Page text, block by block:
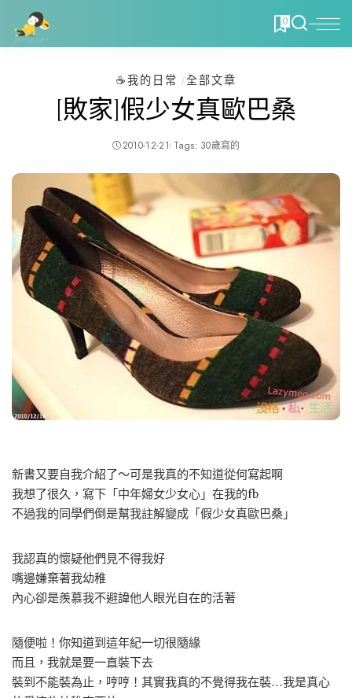
0
☕️我的日常 全部文章
[敗家]假少女真歐巴桑
2010-12-21 Tags: 30歲寫的
新書又要自我介紹了～可是我真的不知道從何寫起啊
我想了很久，寫下「中年婦女少女心」在我的fb
不過我的同學們倒是幫我註解變成「假少女真歐巴桑」
我認真的懷疑他們見不得我好
嘴邊嫌棄著我幼稚
內心卻是羨慕我不避諱他人眼光自在的活著
隨便啦！你知道到這年紀一切很隨緣
而且，我就是要一直裝下去
裝到不能裝為止，哼哼！其實我真的不覺得我在裝…我是真心